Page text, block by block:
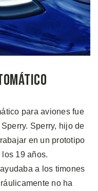
para aviones fue
Sperry, hijo de
en un prototipo
19 años.
a los timones
no ha